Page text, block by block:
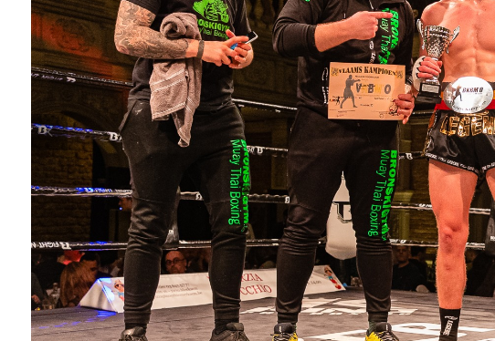
Ninove SuperFight –
Muaythai & Kickboksen K1
– 25/05/24